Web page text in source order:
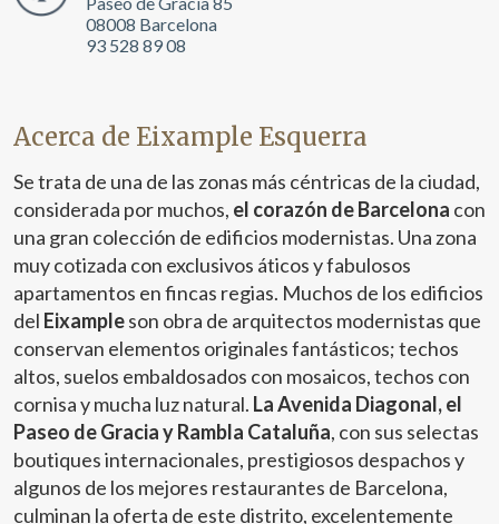
08008 Barcelona
93 528 89 08
Acerca de Eixample Esquerra
Se trata de una de las zonas más céntricas de la ciudad,
considerada por muchos, el corazón de Barcelona con
una gran colección de edificios modernistas. Una zona
muy cotizada con exclusivos áticos y fabulosos
apartamentos en fincas regias. Muchos de los edificios
del Eixampleson obra de arquitectos modernistas que
conservan elementos originales fantásticos; techos
altos, suelos embaldosados con mosaicos, techos con
cornisa y mucha luz natural. La Avenida Diagonal, el
Paseo de Gracia y Rambla Cataluña, con sus selectas
boutiques internacionales, prestigiosos despachos y
algunos de los mejores restaurantes de Barcelona,
culminan la oferta de este distrito, excelentemente